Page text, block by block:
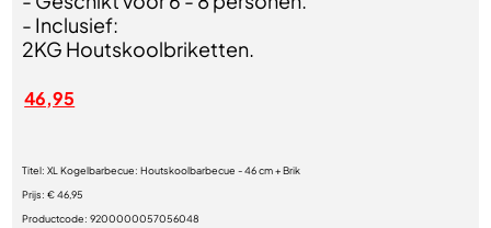
- Inclusief:
2KG Houtskoolbriketten.
46,95
Titel:XL Kogelbarbecue: Houtskoolbarbecue - 46 cm + Brik
Prijs:€ 46,95
Productcode:9200000057056048